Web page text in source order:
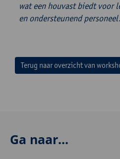
wat een houvast biedt voor
en ondersteunend personeel.
Terug naar overzicht van
Ga naar...